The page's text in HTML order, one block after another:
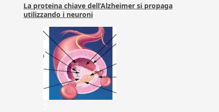
La proteina chiave dell’Alzheimer si propaga
utilizzando i neuroni